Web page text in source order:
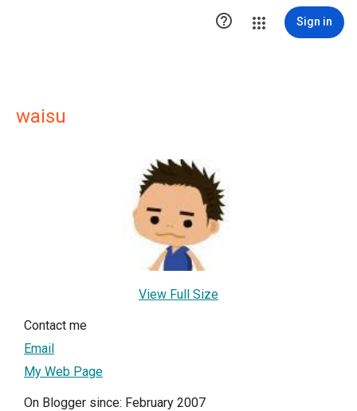
 Sign in
waisu
View Full Size
Contact me
Email
My Web Page
On Blogger since: February 2007